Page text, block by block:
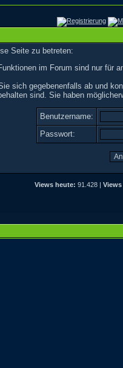
Seite zu betreten:
im Forum sind nur
sich gegebenenfalls ab und
sind. Sie haben
Benutzername:
Passwort:
Views heute: 91.428 |